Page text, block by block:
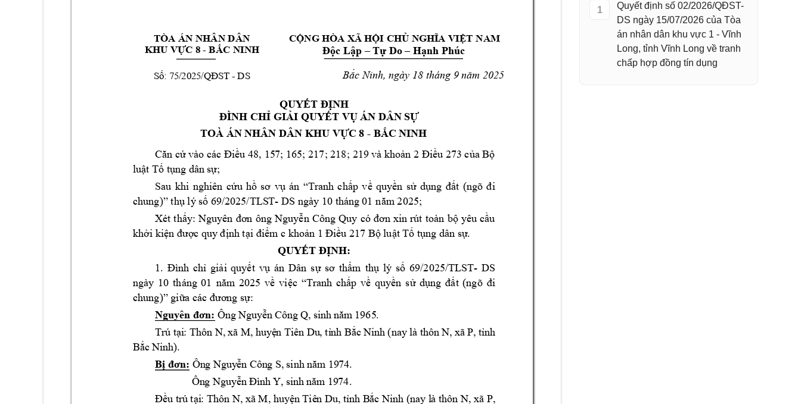
TÒA ÁN NHÂN DÂN
KHU VỰC 8 - BẮC NINH
Số: 75/2025/QĐST - DS
CỘNG HÒA XÃ HỘI CHỦ NGHĨA VIỆT NAM
Độc Lập – Tự Do – Hạnh Phúc
Bắc Ninh, ngày 18 tháng 9 năm 2025
QUYẾT ĐỊNH
ĐÌNH CHỈ GIẢI QUYẾT VỤ ÁN DÂN SỰ
TOÀ ÁN NHÂN DÂN KHU VỰC 8 - BẮC NINH
Căn cứ vào các Điều 48, 157; 165; 217; 218; 219 và khoản 2 Điều 273 của Bộ
luật Tố tụng dân sự;
Sau khi nghiên cứu hồ sơ vụ án “Tranh chấp về quyền sử dụng đất (ngõ đi
chung)” thụ lý số 69/2025/TLST- DS ngày 10 tháng 01 năm 2025;
Xét thấy: Nguyên đơn ông Nguyễn Công Quy có đơn xin rút toàn bộ yêu cầu
khởi kiện được quy định tại điểm c khoản 1 Điều 217 Bộ luật Tố tụng dân sự.
QUYẾT ĐỊNH:
1. Đình chỉ giải quyết vụ án Dân sự sơ thẩm thụ lý số 69/2025/TLST- DS
ngày 10 tháng 01 năm 2025 về việc “Tranh chấp về quyền sử dụng đất (ngõ đi
chung)” giữa các đương sự:
Nguyên đơn: Ông Nguyễn Công Q, sinh năm 1965.
Trú tại: Thôn N, xã M, huyện Tiên Du, tỉnh Bắc Ninh (nay là thôn N, xã P, tỉnh
Bắc Ninh).
Bị đơn: Ông Nguyễn Công S, sinh năm 1974.
Ông Nguyễn Đình Y, sinh năm 1974.
Đều trú tại: Thôn N, xã M, huyện Tiên Du, tỉnh Bắc Ninh (nay là thôn N, xã P,
1
Quyết định số 02/2026/QĐST-
DS ngày 15/07/2026 của Tòa
án nhân dân khu vực 1 - Vĩnh
Long, tỉnh Vĩnh Long về tranh
chấp hợp đồng tín dụng